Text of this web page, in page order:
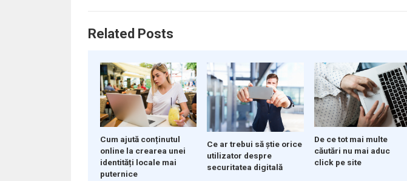
Related Posts
Cum ajută conținutul
online la crearea unei
identități locale mai
puternice
Ce ar trebui să știe orice
utilizator despre
securitatea digitală
De ce tot mai multe
căutări nu mai aduc
click pe site